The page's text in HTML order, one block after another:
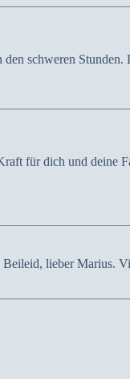
schweren
für dich und deine
lieber Marius.